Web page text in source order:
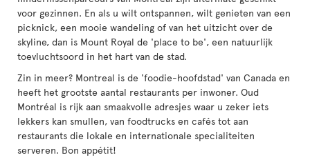
voor gezinnen. En als u wilt ontspannen, wilt genieten van een
picknick, een mooie wandeling of van het uitzicht over de
skyline, dan is Mount Royal de 'place to be', een natuurlijk
toevluchtsoord in het hart van de stad.
Zin in meer? Montreal is de 'foodie-hoofdstad' van Canada en
heeft het grootste aantal restaurants per inwoner. Oud
Montréal is rijk aan smaakvolle adresjes waar u zeker iets
lekkers kan smullen, van foodtrucks en cafés tot aan
restaurants die lokale en internationale specialiteiten
serveren. Bon appétit!